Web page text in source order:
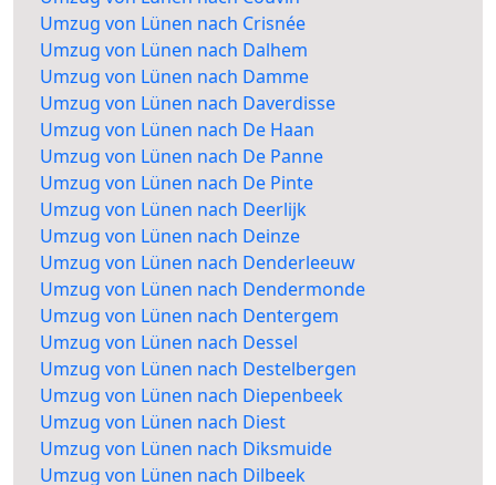
Umzug von Lünen nach Crisnée
Umzug von Lünen nach Dalhem
Umzug von Lünen nach Damme
Umzug von Lünen nach Daverdisse
Umzug von Lünen nach De Haan
Umzug von Lünen nach De Panne
Umzug von Lünen nach De Pinte
Umzug von Lünen nach Deerlijk
Umzug von Lünen nach Deinze
Umzug von Lünen nach Denderleeuw
Umzug von Lünen nach Dendermonde
Umzug von Lünen nach Dentergem
Umzug von Lünen nach Dessel
Umzug von Lünen nach Destelbergen
Umzug von Lünen nach Diepenbeek
Umzug von Lünen nach Diest
Umzug von Lünen nach Diksmuide
Umzug von Lünen nach Dilbeek